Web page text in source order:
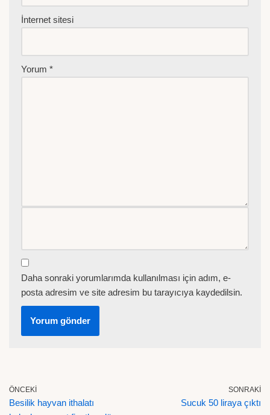
İnternet sitesi
Yorum *
Daha sonraki yorumlarımda kullanılması için adım, e-
posta adresim ve site adresim bu tarayıcıya kaydedilsin.
ÖNCEKI
Besilik hayvan ithalatı
SONRAKI
Sucuk 50 liraya çıktı